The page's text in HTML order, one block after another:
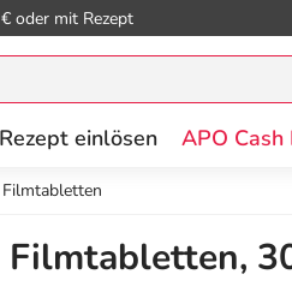
oder mit Rezept
Rezept einlösen APO Cash